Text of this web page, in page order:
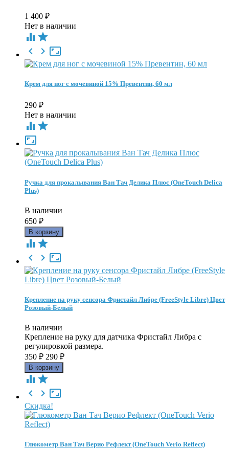
1 400 ₽
Нет в наличии
 

 
Крем для ног с мочевиной 15% Превентин, 60 мл
290 ₽
Нет в наличии
 

Ручка для прокалывания Ван Тач Делика Плюс (OneTouch Delica
Plus)
В наличии
650 ₽
 

 
Крепление на руку сенсора Фристайл Либре (FreeStyle Libre) Цвет
Розовый-Белый
В наличии
Крепление на руку для датчика Фристайл Либра с
регулировкой размера.
350 ₽ 290 ₽
 

 
Скидка!
Глюкометр Ван Тач Верио Рефлект (OneTouch Verio Reflect)